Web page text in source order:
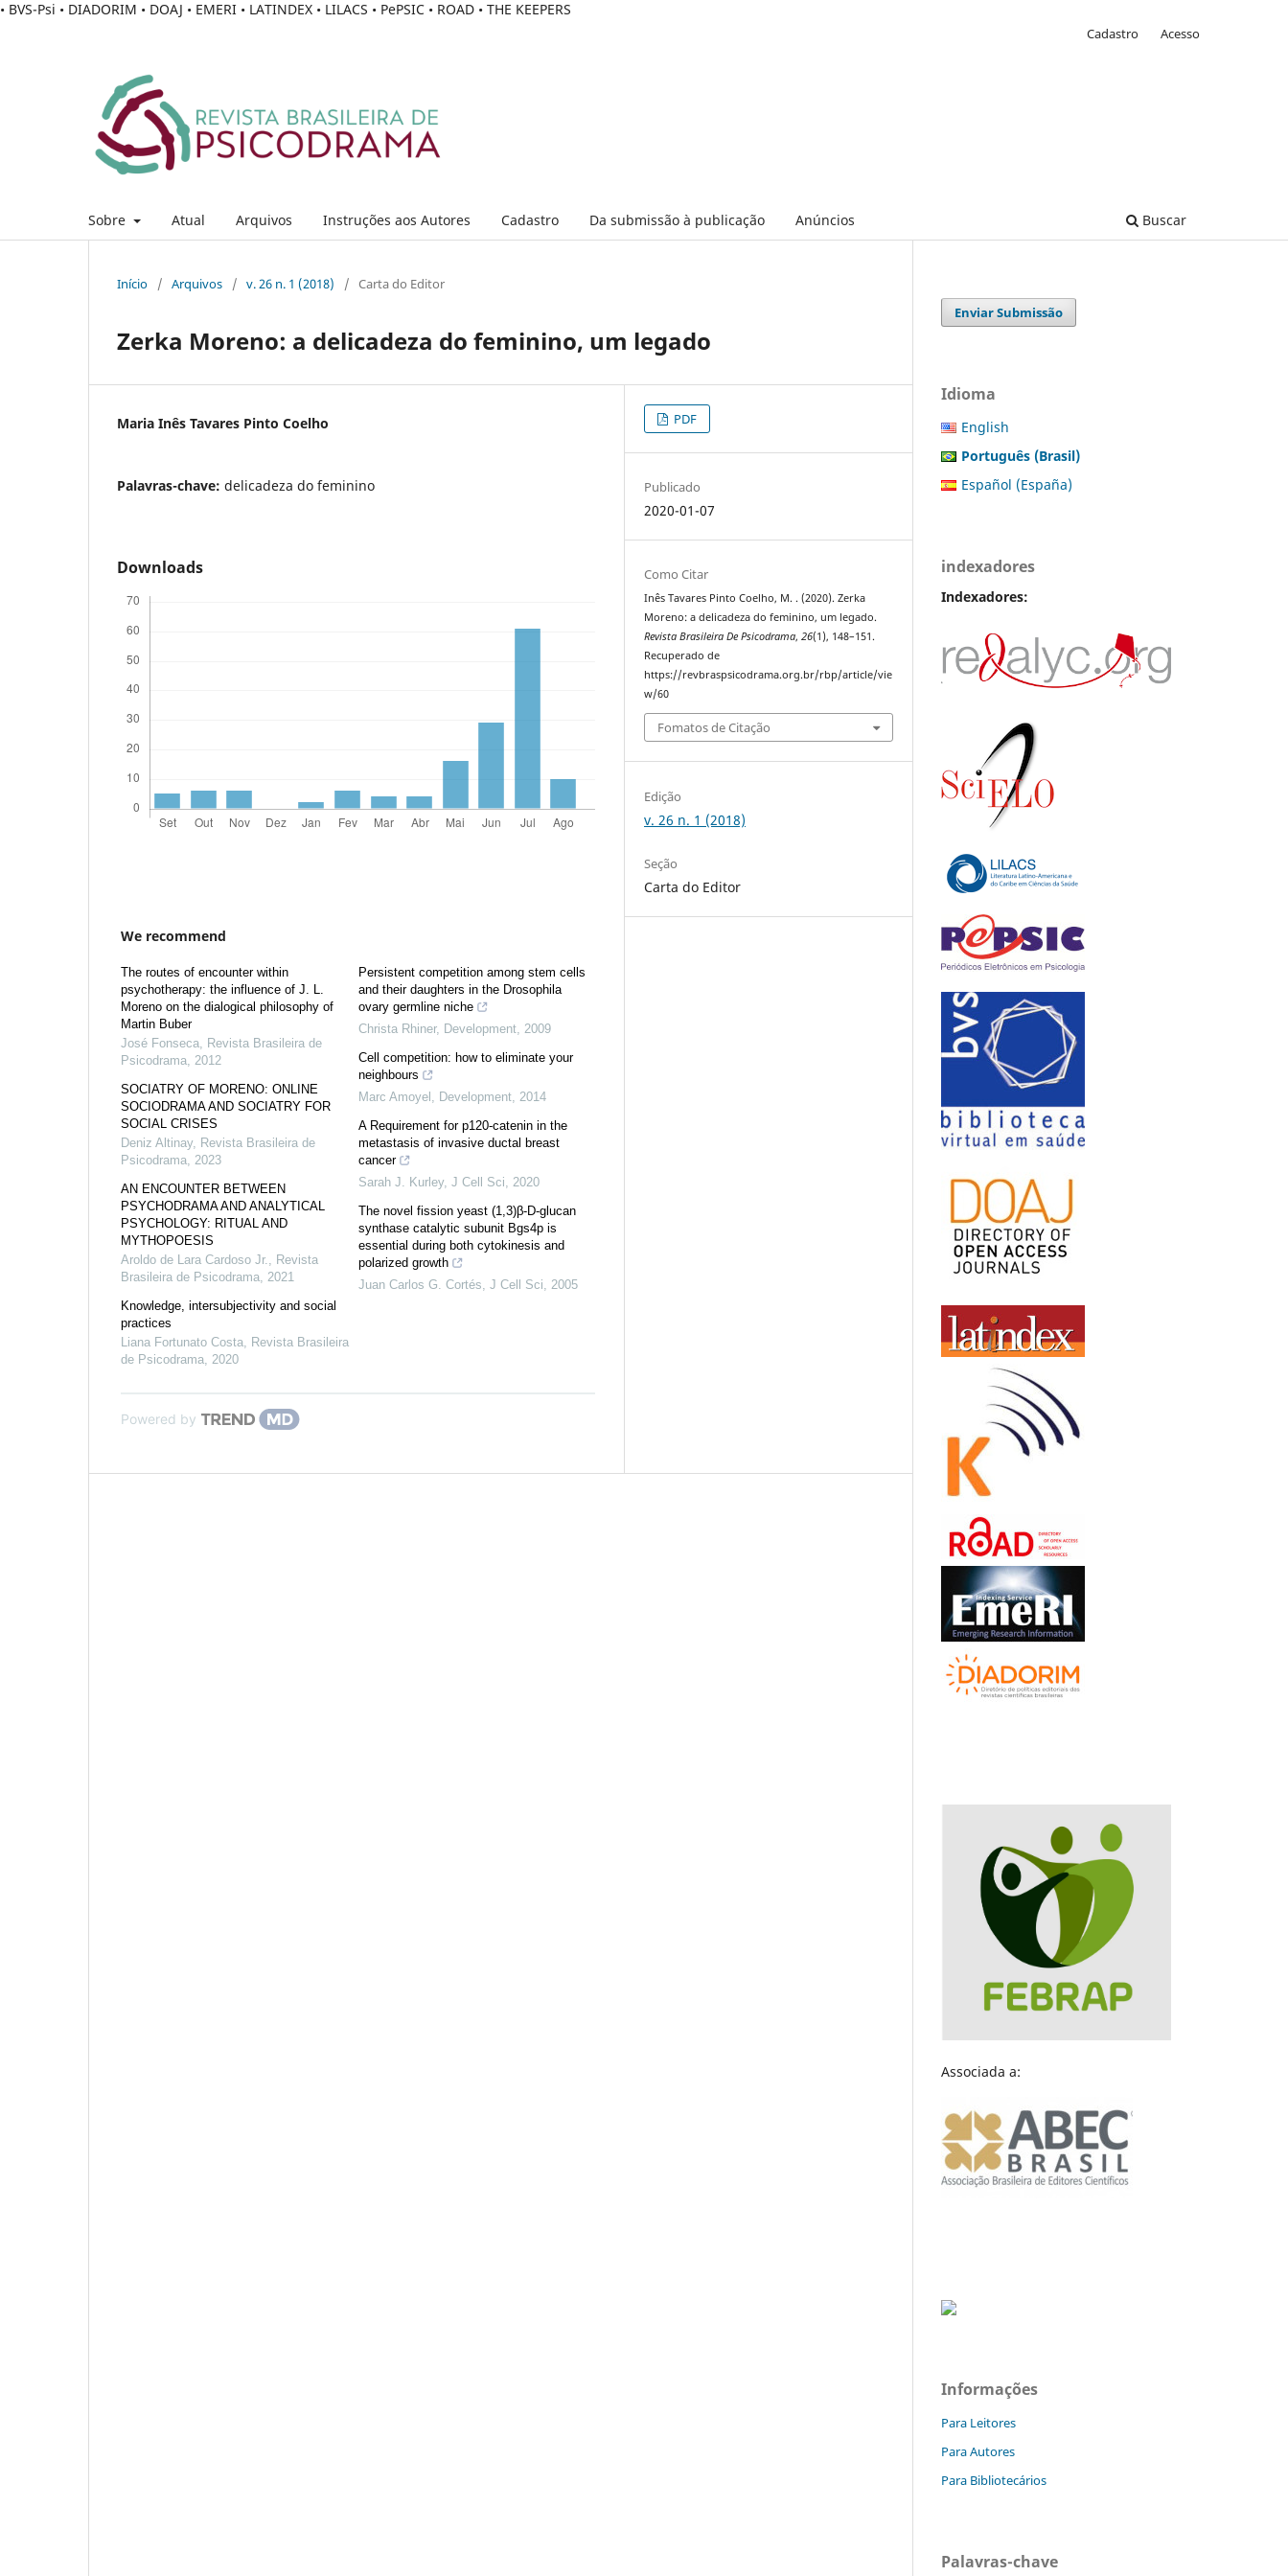
• BVS-Psi • DIADORIM • DOAJ • EMERI • LATINDEX • LILACS • PePSIC • ROAD • THE KEEPERS
Sobre Atual Arquivos Instruções aos Autores Cadastro Da submissão à publicação Anúncios Buscar
Cadastro Acesso
Início / Arquivos / v. 26 n. 1 (2018) / Carta do Editor
Zerka Moreno: a delicadeza do feminino, um legado
Maria Inês Tavares Pinto Coelho
Palavras-chave: delicadeza do feminino
Downloads
We recommend
The routes of encounter within
psychotherapy: the influence of J. L.
Moreno on the dialogical philosophy of
Martin Buber
José Fonseca
Revista Brasileira de
Psicodrama 2012
SOCIATRY OF MORENO: ONLINE
SOCIODRAMA AND SOCIATRY FOR
SOCIAL CRISES
Deniz Altinay, Revista Brasileira de
Psicodrama 2023
AN ENCOUNTER BETWEEN
PSYCHODRAMA AND ANALYTICAL
PSYCHOLOGY: RITUAL AND
MYTHOPOESIS
Aroldo de Lara Cardoso Jr.
Revista
Brasileira de Psicodrama 2021
Knowledge, intersubjectivity and social
practices
Liana Fortunato Costa
Revista Brasileira
de Psicodrama 2020
Persistent competition among stem cells
and their daughters in the Drosophila
ovary germline niche
Christa Rhiner, Development, 2009
Cell competition: how to eliminate your
neighbours
Marc Amoyel
Development, 2014
A Requirement for p120-catenin in the
metastasis of invasive ductal breast
cancer
Sarah J. Kurley, J Cell Sci
2020
The novel fission yeast (1,3)β-D-glucan
synthase catalytic subunit Bgs4p is
essential during both cytokinesis and
polarized growth
Juan Carlos G. Cortés J Cell Sci 2005
Powered by
PDF
Publicado
2020-01-07
Como Citar
Inês Tavares Pinto Coelho, M. . (2020). Zerka
Moreno: a delicadeza do feminino, um legado.
Revista Brasileira De Psicodrama,26(1), 148–151.
Recuperado de
https://revbraspsicodrama.org.br/rbp/article/vie
w/60
Fomatos de Citação
Edição
v. 26 n. 1 (2018)
Seção
Carta do Editor
Enviar Submissão
Idioma
English
Português (Brasil)
Español (España)
indexadores
Indexadores:
Associada a:
Informações
Para Leitores
Para Autores
Para Bibliotecários
Palavras-chave